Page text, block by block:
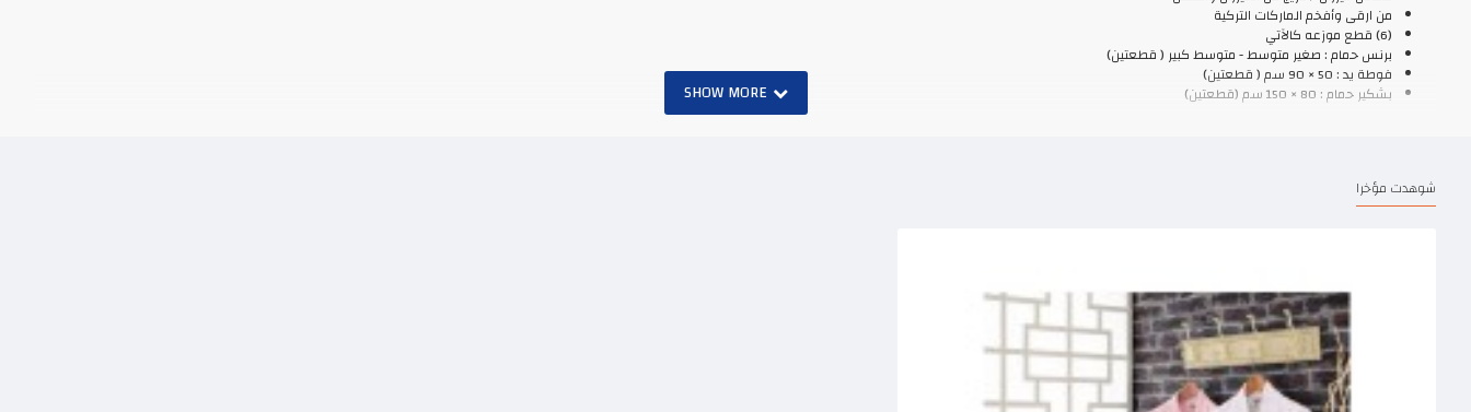
من ارقى وأفخم الماركات التركية
(6) قطع موزعه كالآتي
برنس حمام : صغير متوسط - متوسط كبير ( قطعتين)
فوطة يد : 50 × 90 سم ( قطعتين)
بشكير حمام : 80 × 150 سم (قطعتين)
شوهدت مؤخرا